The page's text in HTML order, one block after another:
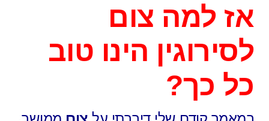
אז למה צום
לסירוגין הינו טוב
כל כך?